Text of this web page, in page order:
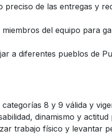
preciso de las entregas y
del equipo para
a diferentes pueblos de
8 y 9 válida y
dinamismo y actitud
trabajo físico y levantar